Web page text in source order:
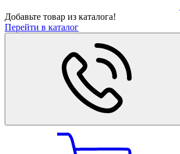
Добавьте товар из каталога!
Перейти в каталог